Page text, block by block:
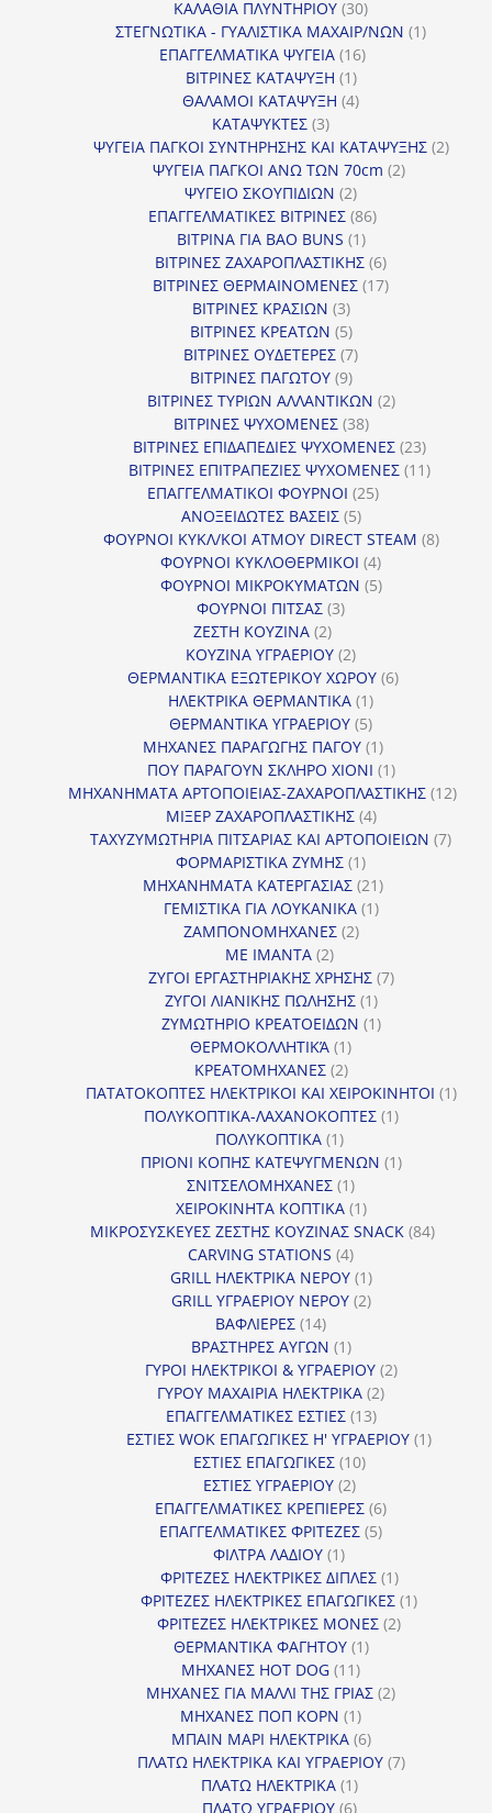
ΚΑΛΑΘΙΑ ΠΛΥΝΤΗΡΙΟΥ 3030
προϊόντα
ΣΤΕΓΝΩΤΙΚΑ - ΓΥΑΛΙΣΤΙΚΑ ΜΑΧΑΙΡ/ΝΩΝ 11
ΕΠΑΓΓΕΛΜΑΤΙΚΑ ΨΥΓΕΙΑ 1616
ΒΙΤΡΙΝΕΣ ΚΑΤΑΨΥΞΗ 11
προϊόν
ΘΑΛΑΜΟΙ ΚΑΤΑΨΥΞΗ 44
ΚΑΤΑΨΥΚΤΕΣ 33
προϊόντα
ΨΥΓΕΙΑ ΠΑΓΚΟΙ ΣΥΝΤΗΡΗΣΗΣ ΚΑΙ ΚΑΤΑΨΥΞΗΣ 22
ΨΥΓΕΙΑ ΠΑΓΚΟΙ ΑΝΩ ΤΩΝ 70cm 22
ΨΥΓΕΙΟ ΣΚΟΥΠΙΔΙΩΝ 22
προϊόντα
ΕΠΑΓΓΕΛΜΑΤΙΚΕΣ ΒΙΤΡΙΝΕΣ 8686
ΒΙΤΡΙΝΑ ΓΙΑ BAO BUNS 11
προϊόν
ΒΙΤΡΙΝΕΣ ΖΑΧΑΡΟΠΛΑΣΤΙΚΗΣ 66
προϊόντα
ΒΙΤΡΙΝΕΣ ΘΕΡΜΑΙΝΟΜΕΝΕΣ 1717
ΒΙΤΡΙΝΕΣ ΚΡΑΣΙΩΝ 33
προϊόντα
ΒΙΤΡΙΝΕΣ ΚΡΕΑΤΩΝ 55
προϊόντα
ΒΙΤΡΙΝΕΣ ΟΥΔΕΤΕΡΕΣ 77
ΒΙΤΡΙΝΕΣ ΠΑΓΩΤΟΥ 99
προϊόντα
ΒΙΤΡΙΝΕΣ ΤΥΡΙΩΝ ΑΛΛΑΝΤΙΚΩΝ 22
ΒΙΤΡΙΝΕΣ ΨΥΧΟΜΕΝΕΣ 3838
προϊόντα
ΒΙΤΡΙΝΕΣ ΕΠΙΔΑΠΕΔΙΕΣ ΨΥΧΟΜΕΝΕΣ 2323
προϊόντα
ΒΙΤΡΙΝΕΣ ΕΠΙΤΡΑΠΕΖΙΕΣ ΨΥΧΟΜΕΝΕΣ 1111
ΕΠΑΓΓΕΛΜΑΤΙΚΟΙ ΦΟΥΡΝΟΙ 2525
ΑΝΟΞΕΙΔΩΤΕΣ ΒΑΣΕΙΣ 55
προϊόντα
ΦΟΥΡΝΟΙ ΚΥΚΛ/ΚΟΙ ΑΤΜΟΥ DIRECT STEAM 88
ΦΟΥΡΝΟΙ ΚΥΚΛΟΘΕΡΜΙΚΟΙ 44
προϊόντα
ΦΟΥΡΝΟΙ ΜΙΚΡΟΚΥΜΑΤΩΝ 55
ΦΟΥΡΝΟΙ ΠΙΤΣΑΣ 33
ΖΕΣΤΗ ΚΟΥΖΙΝΑ 22
προϊόντα
ΚΟΥΖΙΝΑ ΥΓΡΑΕΡΙΟΥ 22
προϊόντα
ΘΕΡΜΑΝΤΙΚΑ ΕΞΩΤΕΡΙΚΟΥ ΧΩΡΟΥ 66
ΗΛΕΚΤΡΙΚΑ ΘΕΡΜΑΝΤΙΚΑ 11
προϊόν
ΘΕΡΜΑΝΤΙΚΑ ΥΓΡΑΕΡΙΟΥ 55
προϊόντα
ΜΗΧΑΝΕΣ ΠΑΡΑΓΩΓΗΣ ΠΑΓΟΥ 11
προϊόν
ΠΟΥ ΠΑΡΑΓΟΥΝ ΣΚΛΗΡΟ ΧΙΟΝΙ 11
προϊόν
ΜΗΧΑΝΗΜΑΤΑ ΑΡΤΟΠΟΙΕΙΑΣ-ΖΑΧΑΡΟΠΛΑΣΤΙΚΗΣ 1212
ΜΙΞΕΡ ΖΑΧΑΡΟΠΛΑΣΤΙΚΗΣ 44
προϊόντα
ΤΑΧΥΖΥΜΩΤΗΡΙΑ ΠΙΤΣΑΡΙΑΣ ΚΑΙ ΑΡΤΟΠΟΙΕΙΩΝ 77
ΦΟΡΜΑΡΙΣΤΙΚΑ ΖΥΜΗΣ 11
προϊόν
ΜΗΧΑΝΗΜΑΤΑ ΚΑΤΕΡΓΑΣΙΑΣ 2121
προϊόντα
ΓΕΜΙΣΤΙΚΑ ΓΙΑ ΛΟΥΚΑΝΙΚΑ 11
ΖΑΜΠΟΝΟΜΗΧΑΝΕΣ 22
ΜΕ ΙΜΑΝΤΑ 22
προϊόντα
ΖΥΓΟΙ ΕΡΓΑΣΤΗΡΙΑΚΗΣ ΧΡΗΣΗΣ 77
ΖΥΓΟΙ ΛΙΑΝΙΚΗΣ ΠΩΛΗΣΗΣ 11
προϊόν
ΖΥΜΩΤΗΡΙΟ ΚΡΕΑΤΟΕΙΔΩΝ 11
ΘΕΡΜΟΚΟΛΛΗΤΙΚΆ 11
προϊόν
ΚΡΕΑΤΟΜΗΧΑΝΕΣ 22
προϊόντα
ΠΑΤΑΤΟΚΟΠΤΕΣ ΗΛΕΚΤΡΙΚΟΙ ΚΑΙ ΧΕΙΡΟΚΙΝΗΤΟΙ 11
ΠΟΛΥΚΟΠΤΙΚΑ-ΛΑΧΑΝΟΚΟΠΤΕΣ 11
ΠΟΛΥΚΟΠΤΙΚΑ 11
προϊόν
ΠΡΙΟΝΙ ΚΟΠΗΣ ΚΑΤΕΨΥΓΜΕΝΩΝ 11
ΣΝΙΤΣΕΛΟΜΗΧΑΝΕΣ 11
προϊόν
ΧΕΙΡΟΚΙΝΗΤΑ ΚΟΠΤΙΚΑ 11
προϊόν
ΜΙΚΡΟΣΥΣΚΕΥΕΣ ΖΕΣΤΗΣ ΚΟΥΖΙΝΑΣ SNACK 8484
CARVING STATIONS 44
προϊόντα
GRILL ΗΛΕΚΤΡΙΚΑ ΝΕΡΟΥ 11
προϊόν
GRILL ΥΓΡΑΕΡΙΟΥ ΝΕΡΟΥ 22
ΒΑΦΛΙΕΡΕΣ 1414
προϊόντα
ΒΡΑΣΤΗΡΕΣ ΑΥΓΩΝ 11
προϊόν
ΓΥΡΟΙ ΗΛΕΚΤΡΙΚΟΙ & ΥΓΡΑΕΡΙΟΥ 22
ΓΥΡΟΥ ΜΑΧΑΙΡΙΑ ΗΛΕΚΤΡΙΚΑ 22
ΕΠΑΓΓΕΛΜΑΤΙΚΕΣ ΕΣΤΙΕΣ 1313
προϊόντα
ΕΣΤΙΕΣ WOK ΕΠΑΓΩΓΙΚΕΣ Η' ΥΓΡΑΕΡΙΟΥ 11
ΕΣΤΙΕΣ ΕΠΑΓΩΓΙΚΕΣ 1010
ΕΣΤΙΕΣ ΥΓΡΑΕΡΙΟΥ 22
προϊόντα
ΕΠΑΓΓΕΛΜΑΤΙΚΕΣ ΚΡΕΠΙΕΡΕΣ 66
προϊόντα
ΕΠΑΓΓΕΛΜΑΤΙΚΕΣ ΦΡΙΤΕΖΕΣ 55
ΦΙΛΤΡΑ ΛΑΔΙΟΥ 11
προϊόν
ΦΡΙΤΕΖΕΣ ΗΛΕΚΤΡΙΚΕΣ ΔΙΠΛΕΣ 11
προϊόν
ΦΡΙΤΕΖΕΣ ΗΛΕΚΤΡΙΚΕΣ ΕΠΑΓΩΓΙΚΕΣ 11
ΦΡΙΤΕΖΕΣ ΗΛΕΚΤΡΙΚΕΣ ΜΟΝΕΣ 22
ΘΕΡΜΑΝΤΙΚΑ ΦΑΓΗΤΟΥ 11
ΜΗΧΑΝΕΣ HOT DOG 1111
προϊόντα
ΜΗΧΑΝΕΣ ΓΙΑ ΜΑΛΛΙ ΤΗΣ ΓΡΙΑΣ 22
ΜΗΧΑΝΕΣ ΠΟΠ ΚΟΡΝ 11
προϊόν
ΜΠΑΙΝ ΜΑΡΙ ΗΛΕΚΤΡΙΚΑ 66
προϊόντα
ΠΛΑΤΩ ΗΛΕΚΤΡΙΚΑ ΚΑΙ ΥΓΡΑΕΡΙΟΥ 77
ΠΛΑΤΩ ΗΛΕΚΤΡΙΚΑ 11
προϊόν
ΠΛΑΤΩ ΥΓΡΑΕΡΙΟΥ 66